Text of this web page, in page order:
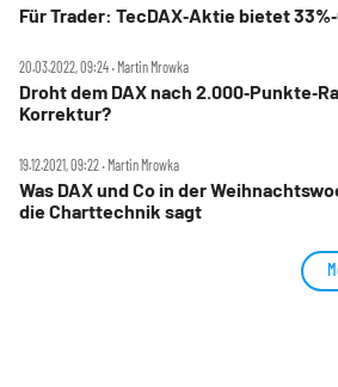
Für Trader: TecDAX‑Aktie bietet
20.03.2022, 09:24 ‧ Martin Mrowka
Droht dem DAX nach
Korrektur?
19.12.2021, 09:22 ‧ Martin Mrowka
Was DAX und Co in der
die Charttechnik sagt